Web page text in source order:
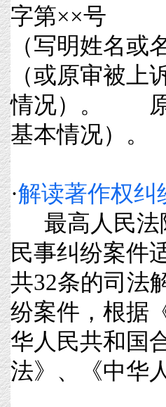
字第××号
（写明姓名
（或原审被
情况）。 原
基本情况）
·解读著作权纠
最高人民法
民事纠纷案件
共32条的司法
纷案件，根据
华人民共和国
法》、《中华